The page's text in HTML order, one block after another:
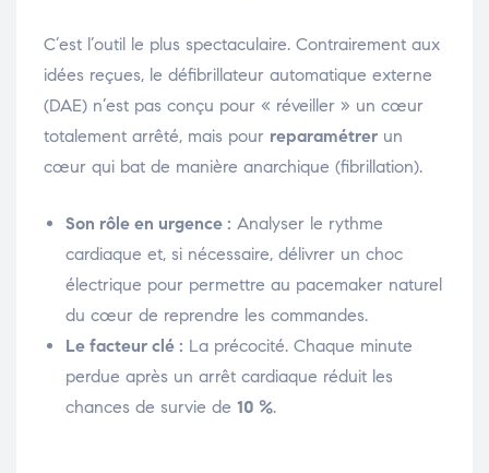
C’est l’outil le plus spectaculaire. Contrairement aux
idées reçues, le défibrillateur automatique externe
(DAE) n’est pas conçu pour « réveiller » un cœur
totalement arrêté, mais pour reparamétrer un
cœur qui bat de manière anarchique (fibrillation).
Son rôle en urgence : Analyser le rythme
cardiaque et, si nécessaire, délivrer un choc
électrique pour permettre au pacemaker naturel
du cœur de reprendre les commandes.
Le facteur clé : La précocité. Chaque minute
perdue après un arrêt cardiaque réduit les
chances de survie de 10 %.